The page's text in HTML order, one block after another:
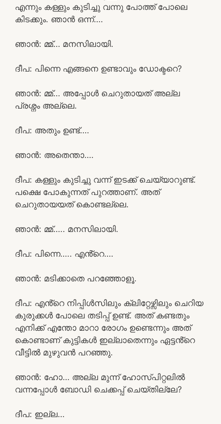
എന്നും കള്ളും കുടിച്ചു വന്നു പോത്ത് പോലെ
കിടക്കും. ഞാൻ ഒന്ന്….
ഞാൻ: മ്മ്… മനസിലായി.
ദീപ: പിന്നെ എങ്ങനെ ഉണ്ടാവും ഡോക്ടറെ?
ഞാൻ: മ്മ്… അപ്പോൾ ചെറുതായത് അല്ല
പ്രശ്നം അല്ലെ.
ദീപ: അതും ഉണ്ട്….
ഞാൻ: അതെന്താ….
ദീപ: കള്ളും കുടിച്ചു വന്ന് ഇടക്ക് ചെയ്യാറുണ്ട്.
പക്ഷെ പോകുന്നത് പുറത്താണ്‌. അത്
ചെറുതായയത് കൊണ്ടല്ലെ.
ഞാൻ: മ്മ്….. മനസിലായി.
ദീപ: പിന്നെ….. എൻ്റെ….
ഞാൻ: മടിക്കാതെ പറഞ്ഞോളൂ.
ദീപ: എൻ്റെ നിപ്പിൾസിലും ക്ലിറ്റേഴ്സിലും ചെറിയ
കുരുക്കൾ പോലെ തടിപ്പ് ഉണ്ട്. അത് കണ്ടതും
എനിക്ക് എന്തോ മാറാ രോഗം ഉണ്ടെന്നും അത്
കൊണ്ടാണ് കുട്ടികൾ ഇല്ലാതെന്നും ഏട്ടൻ്റെ
വീട്ടിൽ മുഴുവൻ പറഞ്ഞു.
ഞാൻ: ഹോ… അല്ല മുന്ന് ഹോസ്പിറ്റലിൽ
വന്നപ്പോൾ ബോഡി ചെക്കപ്പ് ചെയ്തില്ലേ?
ദീപ: ഇല്ല…